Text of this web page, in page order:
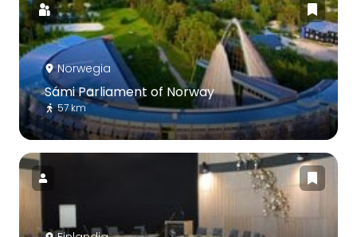
Norwegia
Sámi Parliament of Norway
57 km